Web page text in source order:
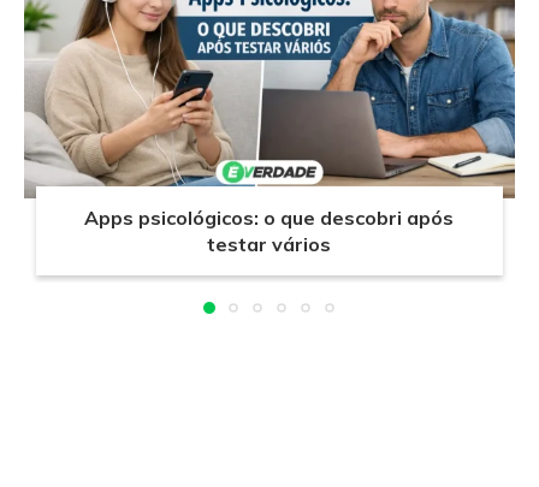
Apps psicológicos: o que descobri após
testar vários